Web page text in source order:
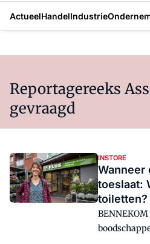
ActueelHandelIndustrie
Reportagereeks
gevraagd
INSTORE
Wanneer
toeslaat:
toiletten?